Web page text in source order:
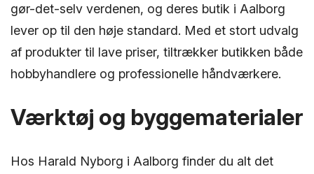
gør-det-selv verdenen, og deres butik i Aalborg
lever op til den høje standard. Med et stort udvalg
af produkter til lave priser, tiltrækker butikken både
hobbyhandlere og professionelle håndværkere.
Værktøj og byggematerialer
Hos Harald Nyborg i Aalborg finder du alt det